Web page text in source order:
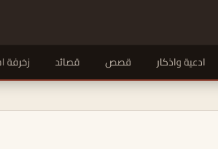
ادعية واذكار قصص قصائد زخرفة